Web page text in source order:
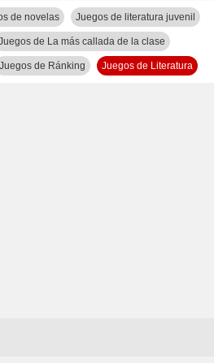
de novelas Juegos de literatura juvenil
de La más callada de la clase
Juegos de Ránking Juegos de Literatura